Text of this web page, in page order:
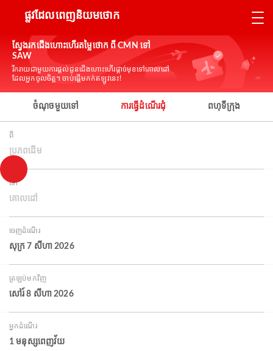
ផ្លូវដែលពេញនិយមថោក
ស្វែងរកជើងហោះហើរតម្លៃថោក ពី CMN ទៅ
SAW
រីករាយជាមួយការផ្តល់ជូនជើងហោះហើរផ្តាច់មុខទៅគោលដៅ
ដែលអ្នកចូលចិត្ត។ ចាប់ផ្តើមកក់ឥឡូវនេះ!
ចំណុចមួយទៅ ការធ្វើដំណើរជុំ ពហុទីក្រុង
ពី
ប្រភពដើម
ទៅ
គោលដៅ
ចេញដំណើរ
សុក្រ 7 សីហា 2026
ត្រឡប់មកវិញ
សៅរ៍ 8 សីហា 2026
អ្នកដំណើរ
1 មនុស្សពេញវ័យ